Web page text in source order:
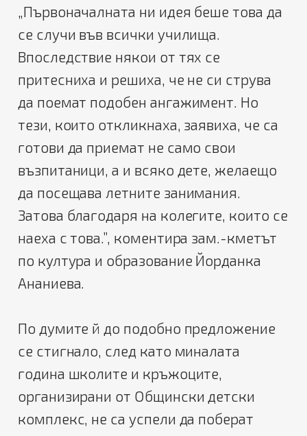
„Първоначалната ни идея беше това да
се случи във всички училища.
Впоследствие някои от тях се
притесниха и решиха, че не си струва
да поемат подобен ангажимент. Но
тези, които откликнаха, заявиха, че са
готови да приемат не само свои
възпитаници, а и всяко дете, желаещо
да посещава летните занимания.
Затова благодаря на колегите, които се
наеха с това.”, коментира зам.-кметът
по култура и образование Йорданка
Ананиева.
По думите й до подобно предложение
се стигнало, след като миналата
година школите и кръжоците,
организирани от Общински детски
комплекс, не са успели да поберат